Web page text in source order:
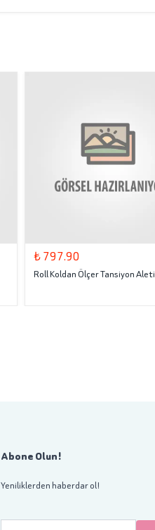
₺ 797.90
Roll Koldan Ölçer Tansiyon Aleti
Abone Olun!
Yeniliklerden haberdar ol!